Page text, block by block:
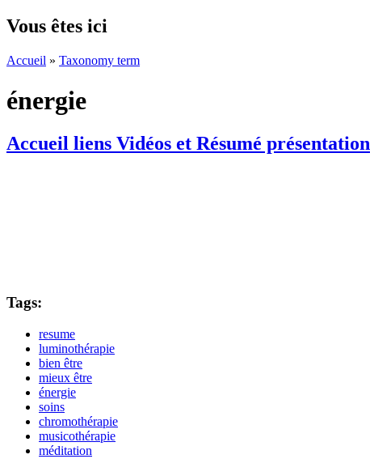
Vous êtes ici
Accueil » Taxonomy term
énergie
Accueil liens Vidéos et Résumé présentation
Tags:
resume
luminothérapie
bien être
mieux être
énergie
soins
chromothérapie
musicothérapie
méditation